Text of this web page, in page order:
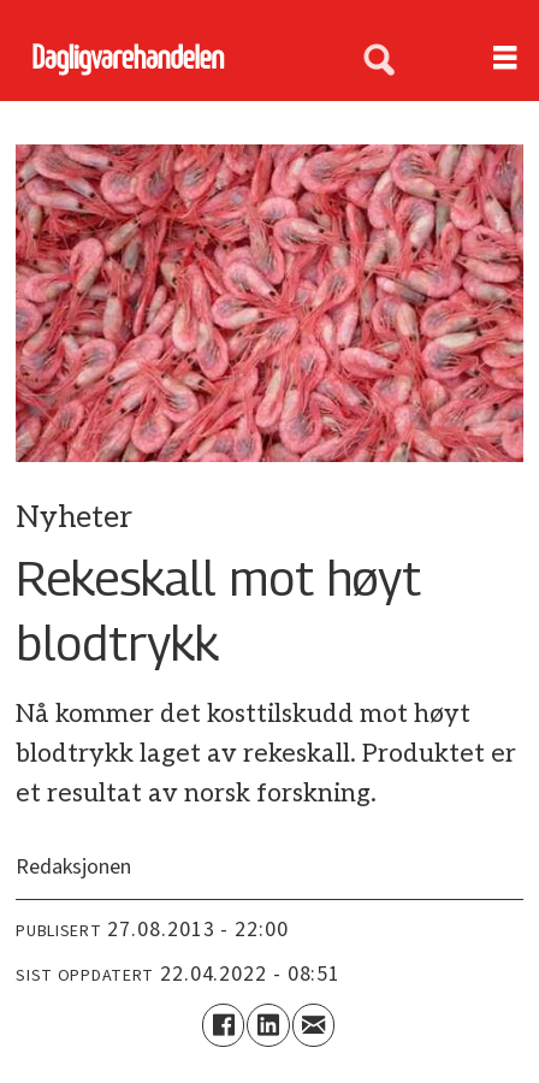
Nyheter
Rekeskall mot høyt
blodtrykk
Nå kommer det kosttilskudd mot høyt
blodtrykk laget av rekeskall. Produktet er
et resultat av norsk forskning.
Redaksjonen
PUBLISERT 27.08.2013 - 22:00
SIST OPPDATERT 22.04.2022 - 08:51